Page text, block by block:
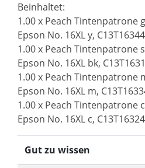
Beinhaltet:
1.00 x Peach Tintenpatrone
Epson No. 16XL y,
1.00 x Peach Tintenpatrone
Epson No. 16XL bk,
1.00 x Peach Tintenpatrone
Epson No. 16XL m,
1.00 x Peach Tintenpatrone
Epson No. 16XL c,
Gut zu wissen